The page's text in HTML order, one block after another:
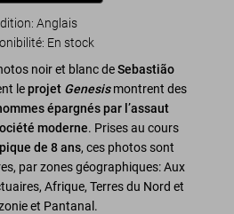
Anglais
: En stock
noir et blanc deSebastião
leprojet Genesismontrent des
épargnés par l’assaut
moderne. Prises au cours
de 8 ans, ces photos sont
par zones géographiques: Aux
Afrique, Terres du Nord et
et Pantanal.